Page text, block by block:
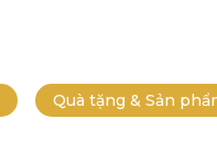
Quà tặng & Sản